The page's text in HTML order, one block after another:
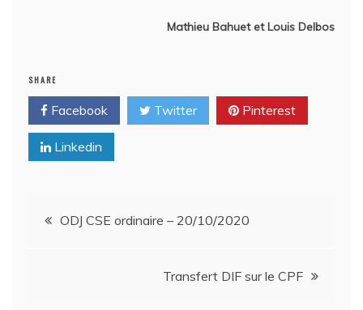
Mathieu Bahuet et Louis Delbos
SHARE
Facebook Twitter Pinterest
Linkedin
Navigation
ODJ CSE ordinaire – 20/10/2020
Transfert DIF sur le CPF